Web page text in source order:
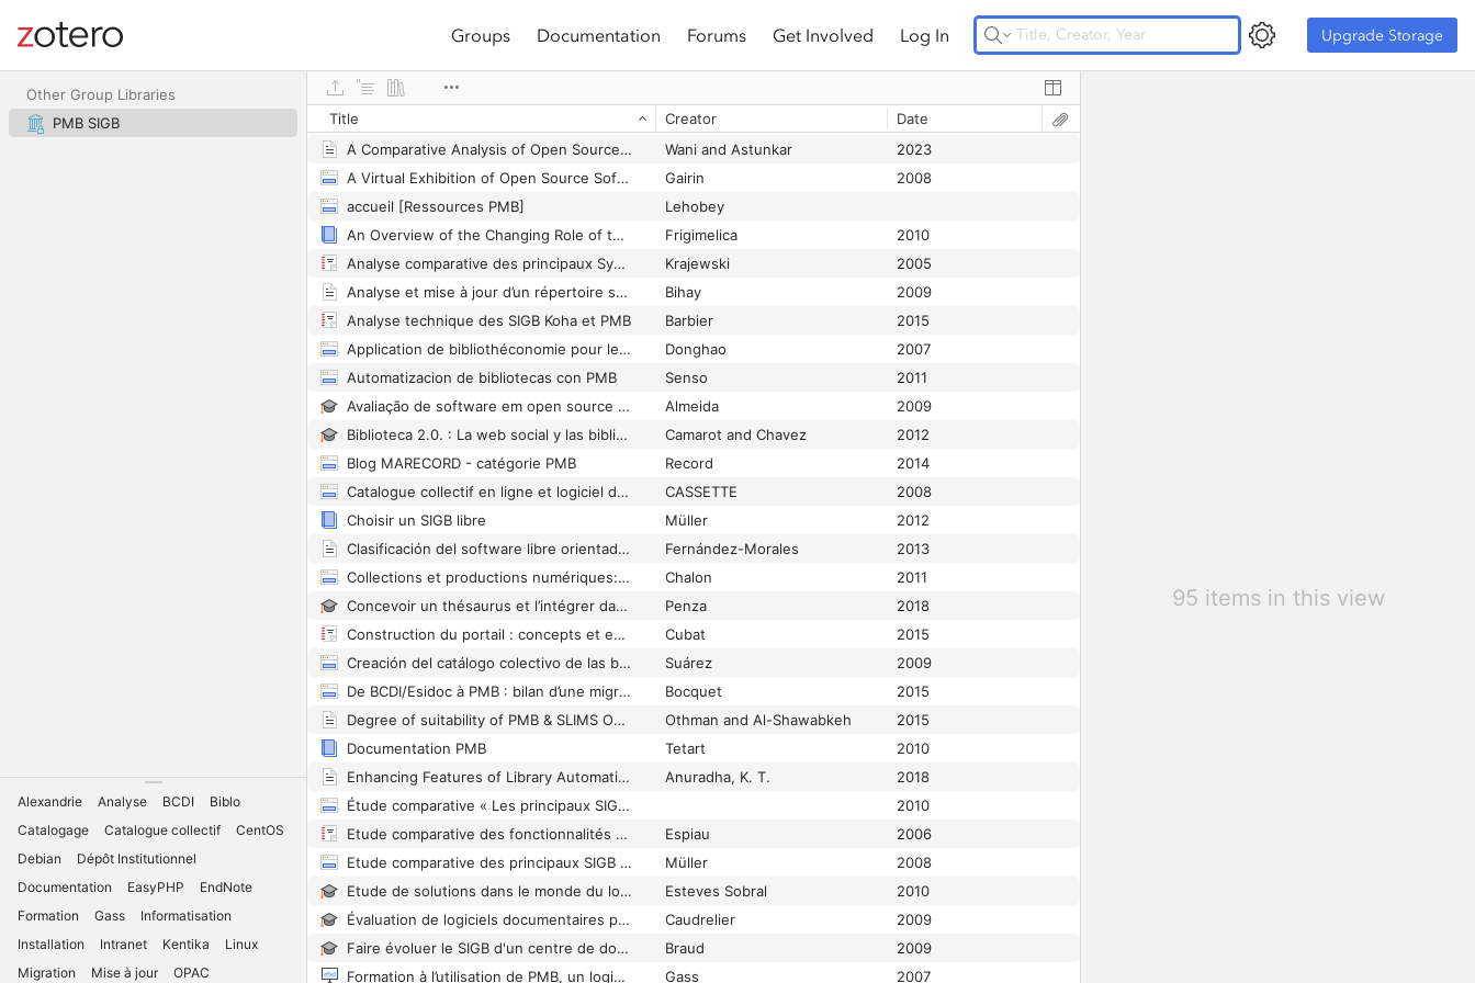
Site navigation
Groups Documentation Forums Get Involved Log In Upgrade Storage Upgrade Storage
Other Group Libraries
PMB SIGB
Alexandrie Analyse BCDI
Biblo
Catalogage
Catalogue collectif
CentOS
Debian
Dépôt Institutionnel
Documentation
EasyPHP
EndNote
Formation
Gass
Informatisation
Installation
Intranet Kentika
Linux
Migration
Mise à jour OPAC
Title Creator
Date
A Comparative Analysis of Open Source Software for Integrated Library Management Systems and Digital Library Software: A Case Study
Wani and Astunkar
2023
A Virtual Exhibition of Open Source Software for Libraries
Gairin
2008
accueil [Ressources PMB]
Lehobey
An Overview of the Changing Role of the Systems Librarian: Systemic shifts
Frigimelica
2010
Analyse comparative des principaux Systèmes Intégrés de Gestion de Bibliothèques (SIGB) présents sur le marché français des BU ainsi que des progiciels Open Source
Krajewski
2005
Analyse et mise à jour d’un répertoire spécialisé en ligne : Pistes d’amélioration
Bihay
2009
Analyse technique des SIGB Koha et PMB
Barbier
2015
Application de bibliothéconomie pour les centres de documentation du ministère de l&#039;Ecologie, du Développement et de l&#039;Aménagement durables
Donghao
2007
Automatizacion de bibliotecas con PMB
Senso
2011
Avaliação de software em open source para a gestão da Biblioteca UNL no Campus de Caparica
Almeida
2009
Biblioteca 2.0. : La web social y las bibliotecas de la Universidad de la República
Camarot and Chavez
2012
Blog MARECORD - catégorie PMB
Record
2014
Catalogue collectif en ligne et logiciel documentaire libre IFR40-CNRS “Agrobiosciences, Interactions &amp; Biodiversité” Bibliothèque Pôle de Biotechnologie, Campus INRA-Toulouse
CASSETTE
2008
Choisir un SIGB libre
Müller
2012
Clasificación del software libre orientado a la automatización integral de bibliotecas según el nivel de complejidad de la biblioteca: bibliotecas simples, bibliotecas de mediana complejidad y bibliotecas de alta complejidad
Fernández-Morales
2013
Collections et productions numériques: intégration à la bibliothèque du KCE - Collecties en digitale productie: de integratie in de bibliotheek van KCE
Chalon
2011
Concevoir un thésaurus et l’intégrer dans le SIGB libre PMB : cas de l’ifce dans le domaine du cheval et de l’équitation.
Penza
2018
Construction du portail : concepts et exemples
Cubat
2015
Creación del catálogo colectivo de las bibliotecas de ciencias de la salud del sistema sanitario público de las Islas Baleares
Suárez
2009
De BCDI/Esidoc à PMB : bilan d’une migration
Bocquet
2015
Degree of suitability of PMB & SLIMS Open Source Systems for school libraries in light of the requirements of the Ministry of Education in Jordan
Othman and Al-Shawabkeh
2015
Documentation PMB
Tetart
2010
Enhancing Features of Library Automation Package by Integrating with Discovery Tool: A Case Study
Anuradha, K. T.
2018
Étude comparative « Les principaux SIGB Open source Koha, Open Flora, PMB » pour les bibliothèques et centres de documentation
2010
Etude comparative des fonctionnalités des SIGB libres
Espiau
2006
Etude comparative des principaux SIGB libres
Müller
2008
Etude de solutions dans le monde du logiciel libre pour réinformatiser un centre de documentation tourné vers les pays en développement. Cas du centre de documentation de l&#039;IIPE-UNESCO
Esteves Sobral
2010
Évaluation de logiciels documentaires pour le SUAIO de Lille 1: Benchmarking de logiciels documentaires Open Source
Caudrelier
2009
Faire évoluer le SIGB d'un centre de documentation et proposer un accès via l'Intranet : réflexions sur les besoins et sur l'offre existante : le cas du Centre National de la Fonction Publique Territoriale (CNFPT)
Braud
2009
Formation à l’utilisation de PMB, un logiciel libre
Gass 2007
95 items in this view